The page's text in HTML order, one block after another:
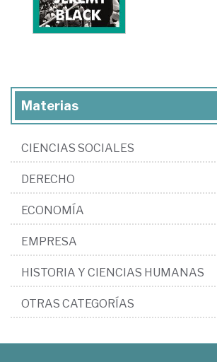
Materias
CIENCIAS SOCIALES
DERECHO
ECONOMÍA
EMPRESA
HISTORIA Y CIENCIAS HUMANAS
OTRAS CATEGORÍAS